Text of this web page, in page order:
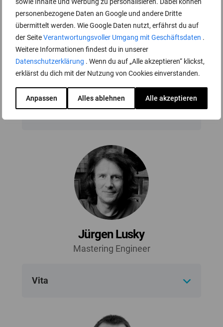
personenbezogene Daten an Google und andere Dritte
übermittelt werden. Wie Google Daten nutzt, erfährst du auf
der SeiteVerantwortungsvoller Umgang mit Geschäftsdaten .
Weitere Informationen findest du in unserer
Datenschutzerklärung . Wenn du auf „Alle akzeptieren“ klickst,
erklärst du dich mit der Nutzung von Cookies einverstanden.
Anpassen Alles ablehnen Alle akzeptieren
Bastian Ködel
Jürgen Lusky
Mastering Engineer
Vita